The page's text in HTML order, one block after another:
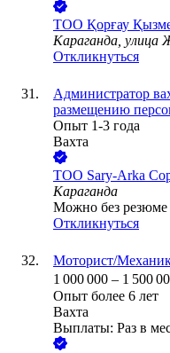
ТОО Қорғау
Караганда, улица
Откликнуться
Администратор
размещению
Опыт 1-3 года
Вахта
ТОО Sary-Arka
Караганда
Можно без резюме
Откликнуться
Моторист/
1 000 000 – 1 500
Опыт более 6 лет
Вахта
Выплаты: Раз в